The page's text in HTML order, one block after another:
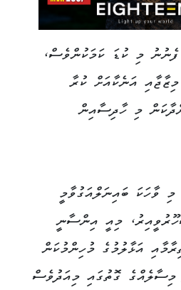
މި ކުޑަ ކަމަކުންވެސް،
އަނެކާއަށް ކުރާ
މި ހާދިސާއިން
މި ވާހަކަ ބައިނަލްއަގުވާމީ
މިއީ އިންސާނީ
އަޅާލުމުގެ މުހިންމުކަން
މިސާލެއްގެ ގޮތުގައި މިއަދުވެސް